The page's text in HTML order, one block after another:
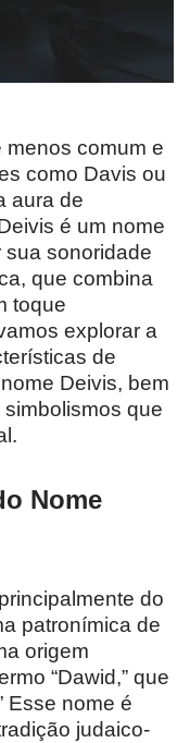
menos comum e
como Davis ou
aura de
é um nome
sonoridade
que combina
toque
explorar a
de
Deivis, bem
que
Nome
do
patronímica de
origem
“Dawid,” que
Esse nome é
judaico-